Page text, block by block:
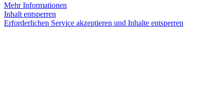
Mehr Informationen
Inhalt entsperren
Erforderlichen Service akzeptieren und Inhalte entsperren